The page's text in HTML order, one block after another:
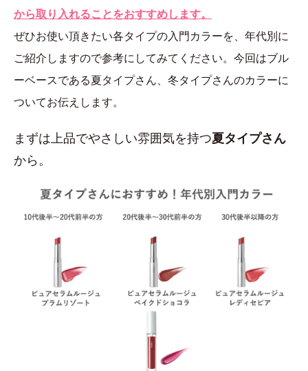
から取り入れることをおすすめします。
ぜひお使い頂きたい各タイプの入門カラーを、年代別に
ご紹介しますので参考にしてみてください。今回はブル
ーベースである夏タイプさん、冬タイプさんのカラーに
ついてお伝えします。
まずは上品でやさしい雰囲気を持つ夏タイプさん
から。